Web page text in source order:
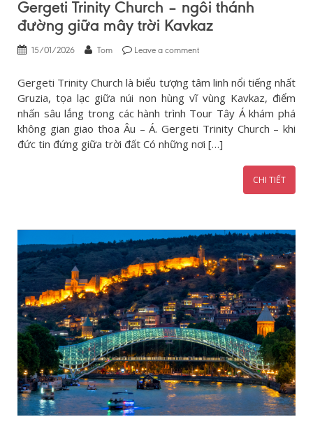
Gergeti Trinity Church – ngôi thánh
đường giữa mây trời Kavkaz
15/01/2026 Tom Leave a comment
Gergeti Trinity Church là biểu tượng tâm linh nổi tiếng nhất
Gruzia, tọa lạc giữa núi non hùng vĩ vùng Kavkaz, điểm
nhấn sâu lắng trong các hành trình Tour Tây Á khám phá
không gian giao thoa Âu – Á. Gergeti Trinity Church – khi
đức tin đứng giữa trời đất Có những nơi […]
CHI TIẾT